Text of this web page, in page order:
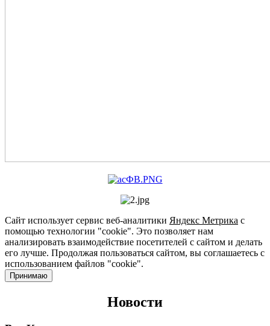
Сайт использует сервис веб-аналитики Яндекс Метрика с
помощью технологии "cookie". Это позволяет нам
анализировать взаимодействие посетителей с сайтом и делать
его лучше. Продолжая пользоваться сайтом, вы соглашаетесь с
использованием файлов "cookie".
Принимаю
Новости